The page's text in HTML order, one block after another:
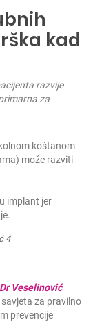
kad
razvije
za
koštanom
može razviti
implant jer
Dr Veselinović
za pravilno
prevencije